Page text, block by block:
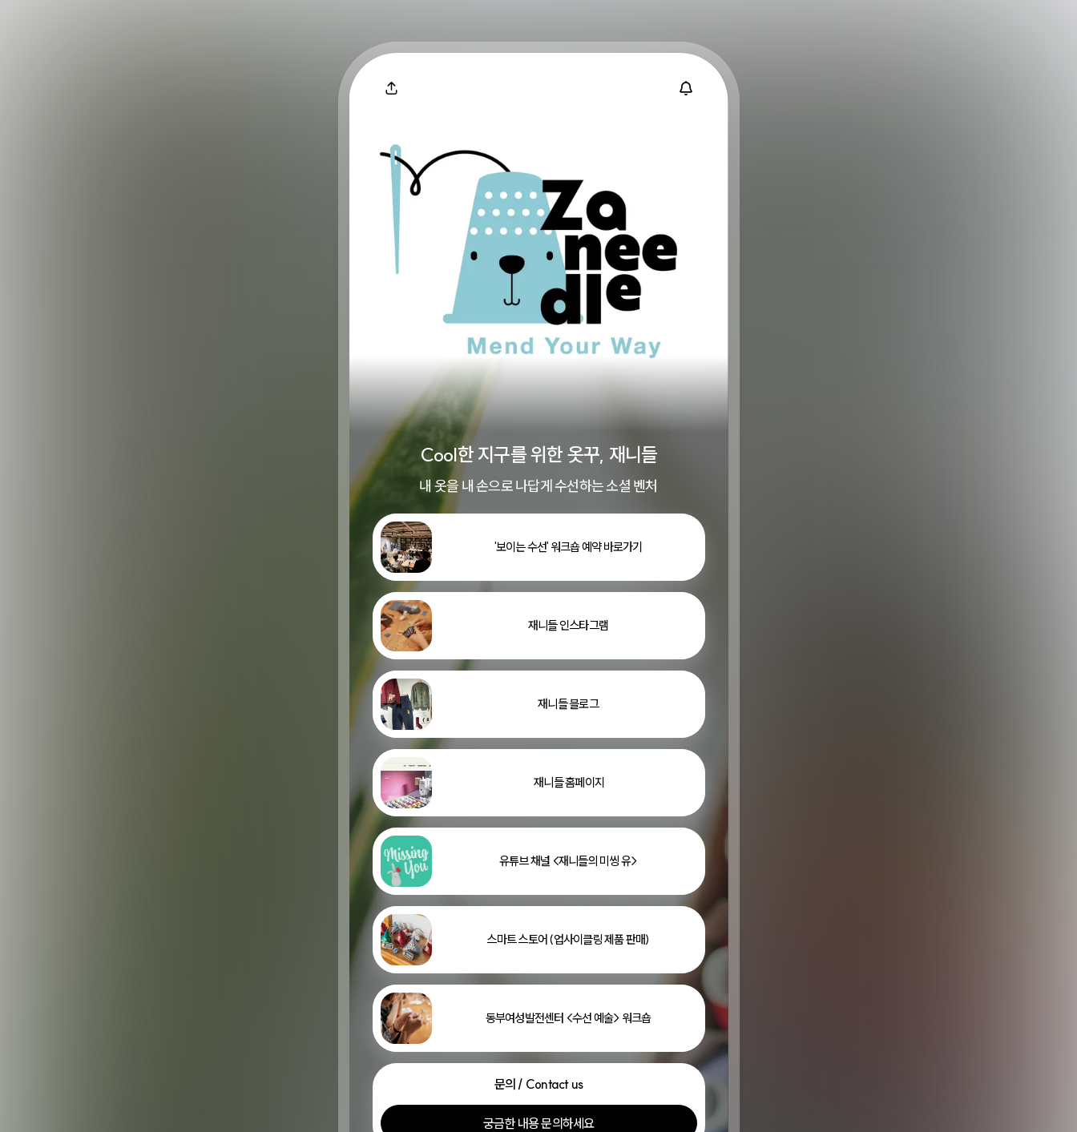
Cool한 지구를 위한 옷꾸, 재니들
내 옷을 내 손으로 나답게 수선하는 소셜 벤처
'보이는 수선' 워크숍 예약 바로가기
재니들 인스타그램
재니들 블로그
재니들 홈페이지
유튜브 채널 <재니들의 미씽 유>
스마트 스토어 (업사이클링 제품 판매)
동부여성발전센터 <수선 예술> 워크숍
문의 / Contact us
궁금한 내용 문의하세요